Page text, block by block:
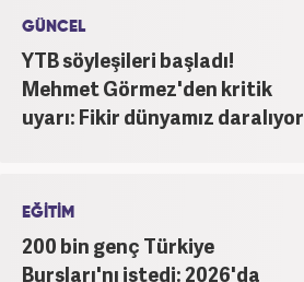
GÜNCEL
YTB söyleşileri başladı!
Mehmet Görmez'den kritik
uyarı: Fikir dünyamız daralıyor
EĞİTİM
200 bin genç Türkiye
Bursları'nı istedi: 2026'da